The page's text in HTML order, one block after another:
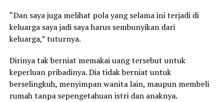
“Dan saya juga melihat pola yang selama ini terjadi di
keluarga saya jadi saya harus sembunyikan dari
keluarga,” tuturnya.
Dirinya tak berniat memakai uang tersebut untuk
keperluan pribadinya. Dia tidak berniat untuk
berselingkuh, menyimpan wanita lain, maupun membeli
rumah tanpa sepengetahuan istri dan anaknya.